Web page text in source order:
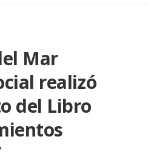
Mar
realizó
del Libro